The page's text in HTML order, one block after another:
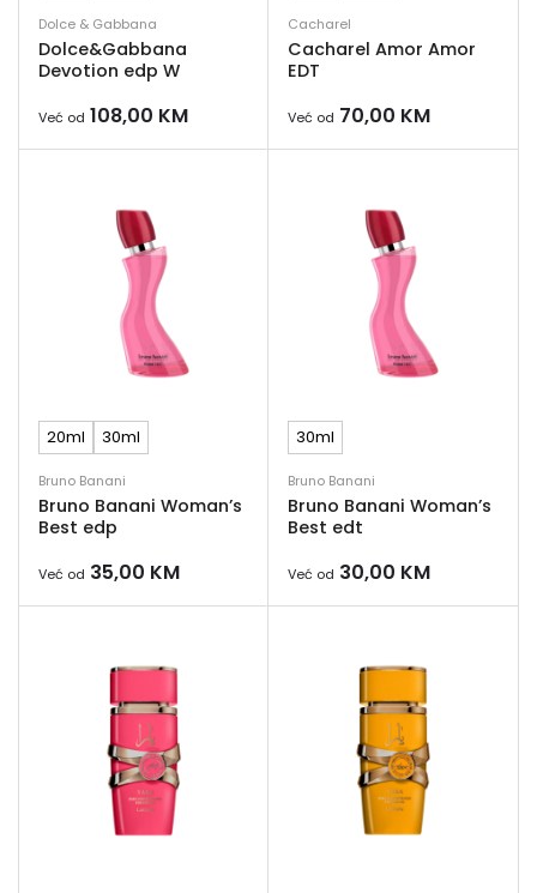
Dolce & Gabbana
Dolce&Gabbana
Devotion edp W
Već od 108,00 KM
Cacharel
Cacharel Amor Amor
EDT
Već od 70,00 KM
20ml 30ml
Bruno Banani
Bruno Banani Woman’s
Best edp
Već od 35,00 KM
30ml
Bruno Banani
Bruno Banani Woman’s
Best edt
Već od 30,00 KM